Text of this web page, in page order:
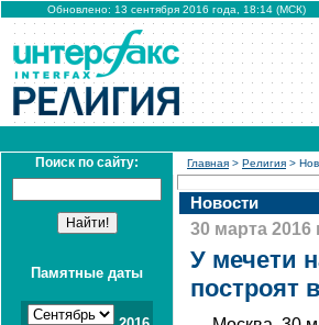
Обновлено: 13 сентября 2016 года, 18:14 (МСК)
Поиск по сайту:
Памятные даты
Главная > Религия >
Новости
30 марта 2016
У мечети
построят